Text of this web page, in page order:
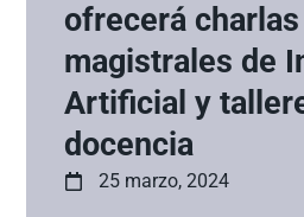
ofrecerá charlas
magistrales de
Artificial y
docencia
25 marzo, 2024